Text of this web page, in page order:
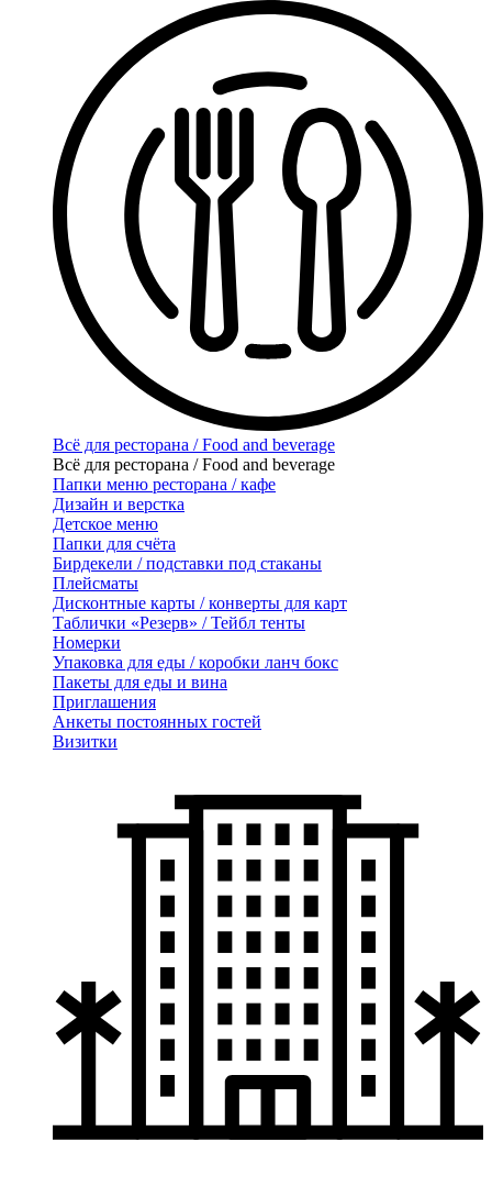
Всё для ресторана / Food and beverage
Всё для ресторана / Food and beverage
Папки меню ресторана / кафе
Дизайн и верстка
Детское меню
Папки для счёта
Бирдекели / подставки под стаканы
Плейсматы
Дисконтные карты / конверты для карт
Таблички «Резерв» / Тейбл тенты
Номерки
Упаковка для еды / коробки ланч бокс
Пакеты для еды и вина
Приглашения
Анкеты постоянных гостей
Визитки